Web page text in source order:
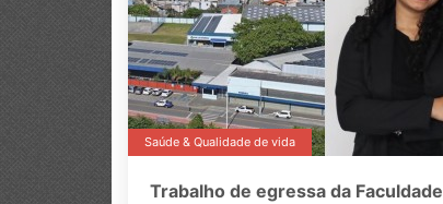
Saúde & Qualidade de vida
Trabalho de egressa da Faculdade